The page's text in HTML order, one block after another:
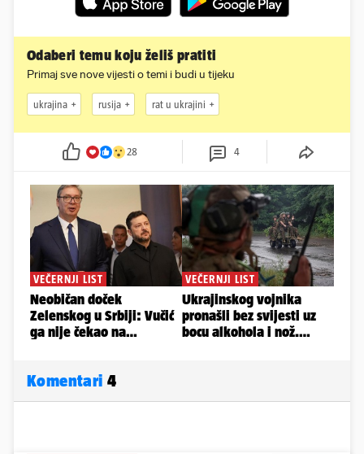
Odaberi temu koju želiš pratiti
Primaj sve nove vijesti o temi i budi u tijeku
ukrajina rusija rat u ukrajini
28 4
Komentari 4